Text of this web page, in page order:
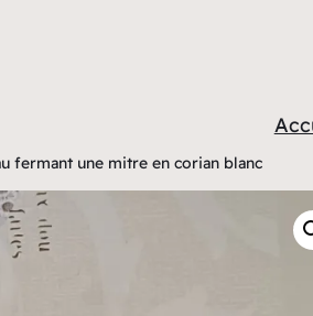
fermant une mitre en corian blanc